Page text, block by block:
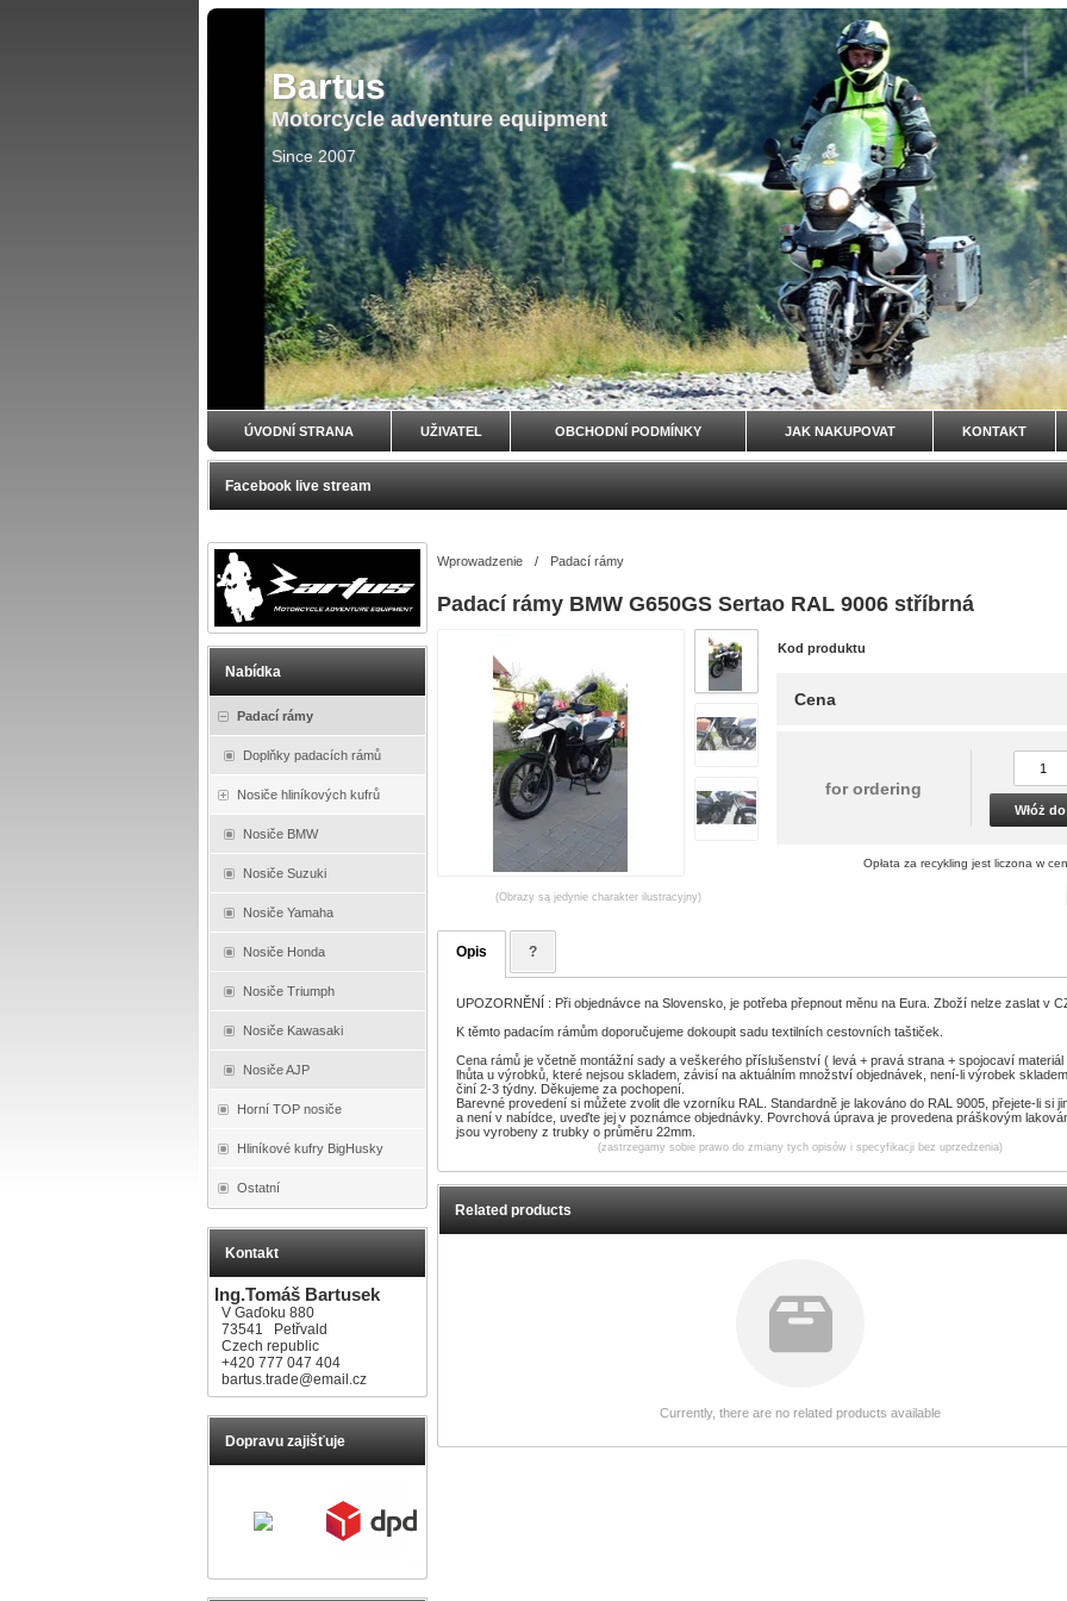
Bartus
Motorcycle adventure equipment
Since 2007
ÚVODNÍ STRANA UŽIVATEL OBCHODNÍ PODMÍNKY JAK NAKUPOVAT KONTAKT
Facebook live stream
Nabídka
Padací rámy
Doplňky padacích rámů
Nosiče hliníkových kufrů
Nosiče BMW
Nosiče Suzuki
Nosiče Yamaha
Nosiče Honda
Nosiče Triumph
Nosiče Kawasaki
Nosiče AJP
Horní TOP nosiče
Hliníkové kufry BigHusky
Ostatní
Kontakt
Ing.Tomáš Bartusek
V Gaďoku 880
73541 Petřvald
Czech republic
+420 777 047 404
bartus.trade@email.cz
Dopravu zajišťuje
Wprowadzenie / Padací rámy
Padací rámy BMW G650GS Sertao RAL 9006 stříbrná
(Obrazy są jedynie charakter ilustracyjny)
Kod produktu
Cena
for ordering
Włóż
Opłata za recykling jest liczona w
Opis ?
UPOZORNĚNÍ : Při objednávce na Slovensko, je potřeba přepnout měnu na Eura. Zboží nelze zaslat v
K těmto padacím rámům doporučujeme dokoupit sadu textilních cestovních taštiček.
Cena rámů je včetně montážní sady a veškerého příslušenství ( levá + pravá strana + spojocaví
lhůta u výrobků, které nejsou skladem, závisí na aktuálním množství objednávek, není-li výrobek
činí 2-3 týdny. Děkujeme za pochopení.
Barevné provedení si můžete zvolit dle vzorníku RAL. Standardně je lakováno do RAL 9005, přejete-li si
a není v nabídce, uveďte jej v poznámce objednávky. Povrchová úprava je provedena práškovým
jsou vyrobeny z trubky o průměru 22mm.
(zastrzegamy sobie prawo do zmiany tych opisów i specyfikacji bez uprzedzenia)
Related products
Currently, there are no related products available